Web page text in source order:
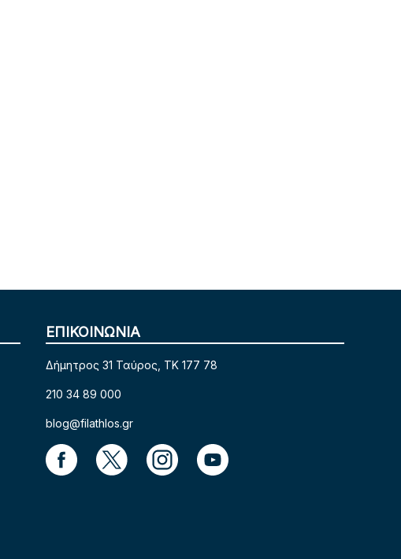
ΕΠΙΚΟΙΝΩΝΙΑ
Δήμητρος 31 Ταύρος, TK 177 78
210 34 89 000
blog@filathlos.gr